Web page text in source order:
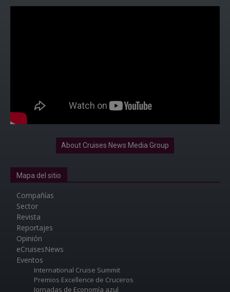
About Cruises News Media Group
Mapa del sitio
Compañías
Sector
Revista
Reportajes
Opinión
eCruisesNews
Eventos
International Cruise Summit
Premios Excellence de Cruceros
Jornadas de Economía azul